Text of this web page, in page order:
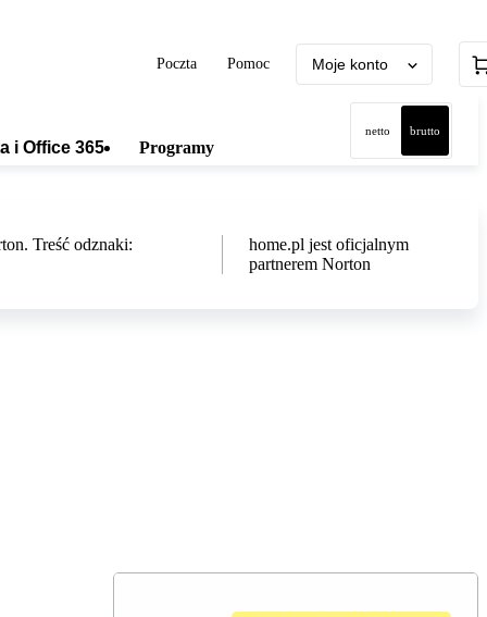
Poczta Pomoc Moje konto
i Office 365 Programy
netto brutto
home.pl jest oficjalnym
partnerem Norton